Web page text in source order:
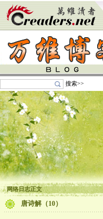
搜索>>
网络日志正文
唐诗解（10）